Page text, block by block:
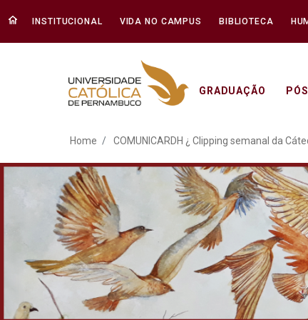
INSTITUCIONAL VIDA NO CAMPUS BIBLIOTECA
GRADUAÇÃO
COMUNICARDH ¿
Home COMUNICARDH ¿ Clipping semanal da